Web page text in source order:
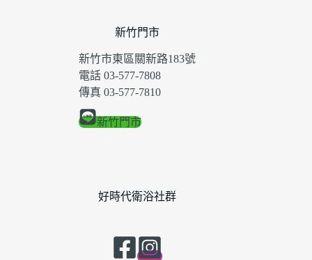
新竹門市
新竹市東區關新路183號
電話 03-577-7808
傳真 03-577-7810
新竹門市
好時代衛浴社群